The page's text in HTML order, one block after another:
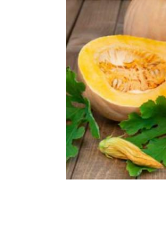
Тыквы в открытом
грунте
Тыква в ведре